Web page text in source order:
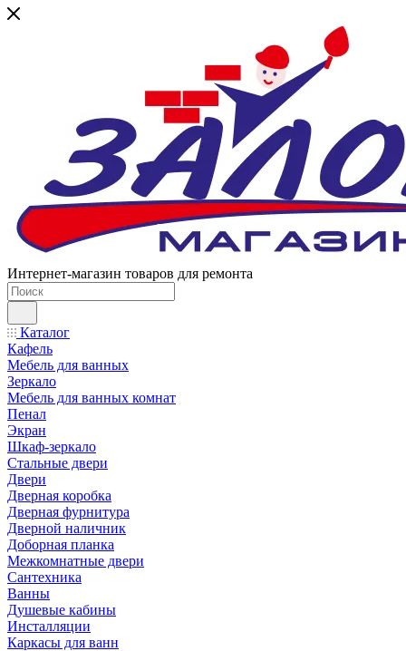
Интернет-магазин товаров для ремонта
Каталог
Кафель
Мебель для ванных
Зеркало
Мебель для ванных комнат
Пенал
Экран
Шкаф-зеркало
Стальные двери
Двери
Дверная коробка
Дверная фурнитура
Дверной наличник
Доборная планка
Межкомнатные двери
Сантехника
Ванны
Душевые кабины
Инсталляции
Каркасы для ванн